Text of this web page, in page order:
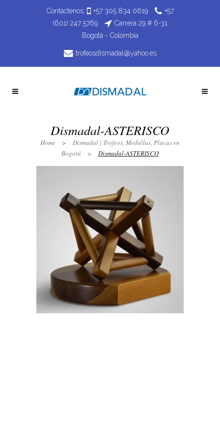
Contáctenos: +57 305 834 0619
+57
(601) 247 5769
Carrera 29 # 6-31
Bogotá - Colombia
trofeosdismadal@yahoo.es
Dismadal-ASTERISCO
Home >
Dismadal | Trofeos, Medallas, Placas en
Bogotá
> Dismadal-ASTERISCO